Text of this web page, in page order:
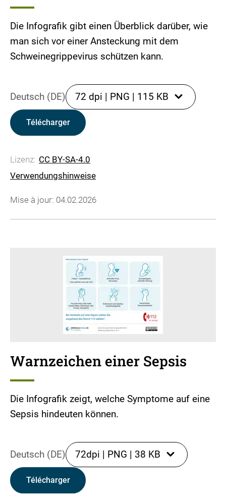
Die Infografik gibt einen Überblick darüber, wie
man sich vor einer Ansteckung mit dem
Schweinegrippevirus schützen kann.
Deutsch (DE) 72 dpi | PNG | 115 KB
Télécharger
Lizenz: CC BY-SA-4.0
Verwendungshinweise
Mise à jour: 04.02.2026
Warnzeichen einer Sepsis
Die Infografik zeigt, welche Symptome auf eine
Sepsis hindeuten können.
Deutsch (DE) 72dpi | PNG | 38 KB
Télécharger